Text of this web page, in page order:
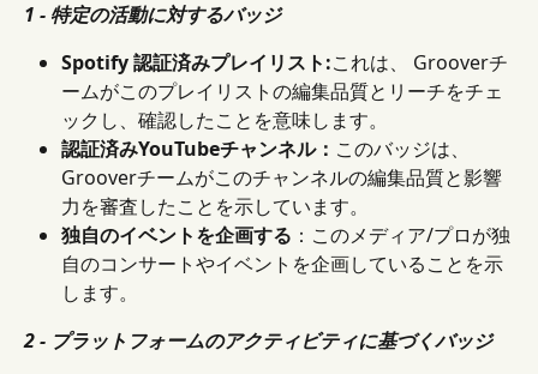
1 - 特定の活動に対するバッジ
Spotify 認証済みプレイリスト:これは、 Grooverチ
ームがこのプレイリストの編集品質とリーチをチェ
ックし、確認したことを意味します。
認証済みYouTubeチャンネル： このバッジは、
Grooverチームがこのチャンネルの編集品質と影響
力を審査したことを示しています。
独自のイベントを企画する ：このメディア/プロが独
自のコンサートやイベントを企画していることを示
します。
2 - プラットフォームのアクティビティに基づくバッジ